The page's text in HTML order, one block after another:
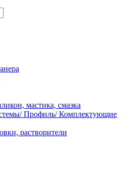
мастика, смазка
Профиль/ Комплектующие
растворители